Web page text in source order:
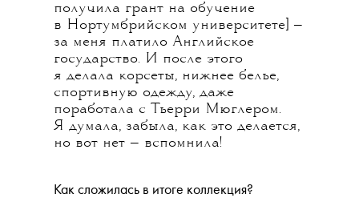
получила грант на обучение
в Нортумбрийском университете] —
за меня платило Английское
государство. И после этого
я делала корсеты, нижнее белье,
спортивную одежду, даже
поработала с Тьерри Мюглером.
Я думала, забыла, как это делается,
но вот нет — вспомнила!
Как сложилась в итоге коллекция?